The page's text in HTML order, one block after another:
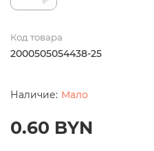
Код товара
2000505054438-25
Мало
0.60 BYN